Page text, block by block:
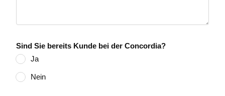
Sind Sie bereits Kunde bei der Concordia?
Ja
Nein